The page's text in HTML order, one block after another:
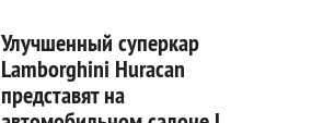
Улучшенный суперкар
Lamborghini Huracan
представят на